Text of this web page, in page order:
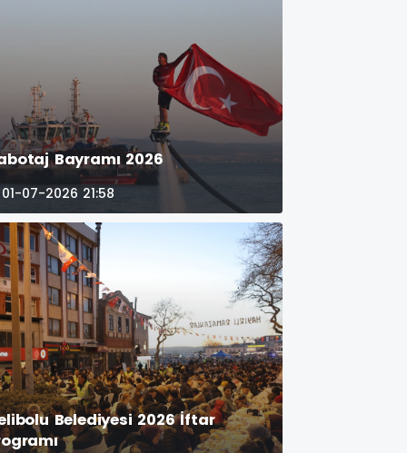
Bayramı 2026
01-07-2026 21:58
Belediyesi 2026 İftar